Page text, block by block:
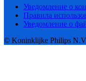
Уведомление о
Правила
Уведомление о
© Koninklijke Philips